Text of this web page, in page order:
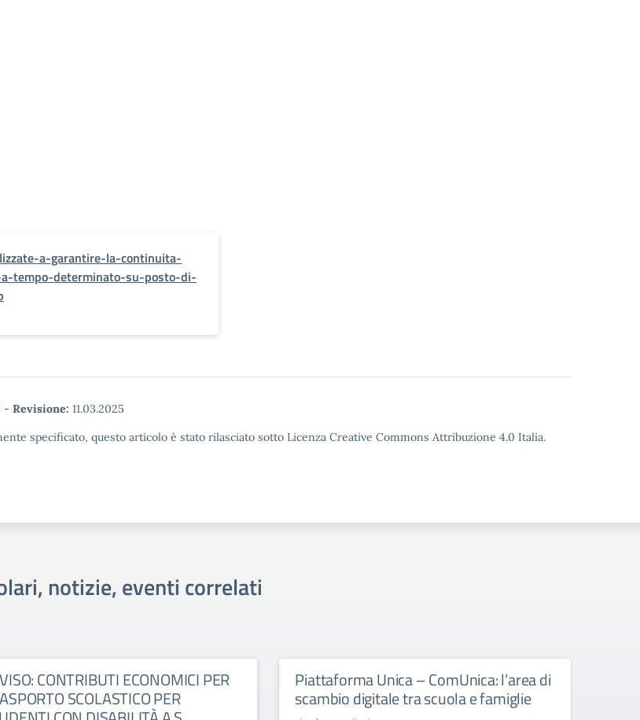
a-garantire-la-continuita-
tempo-determinato-su-posto-di-
- Revisione: 11.03.2025
specificato, questo articolo è stato rilasciato sotto Licenza Creative Commons Attribuzione 4.0 Italia.
notizie, eventi correlati
CONTRIBUTI ECONOMICI PER
SCOLASTICO PER
Piattaforma Unica – ComUnica: l’area di
scambio digitale tra scuola e famiglie